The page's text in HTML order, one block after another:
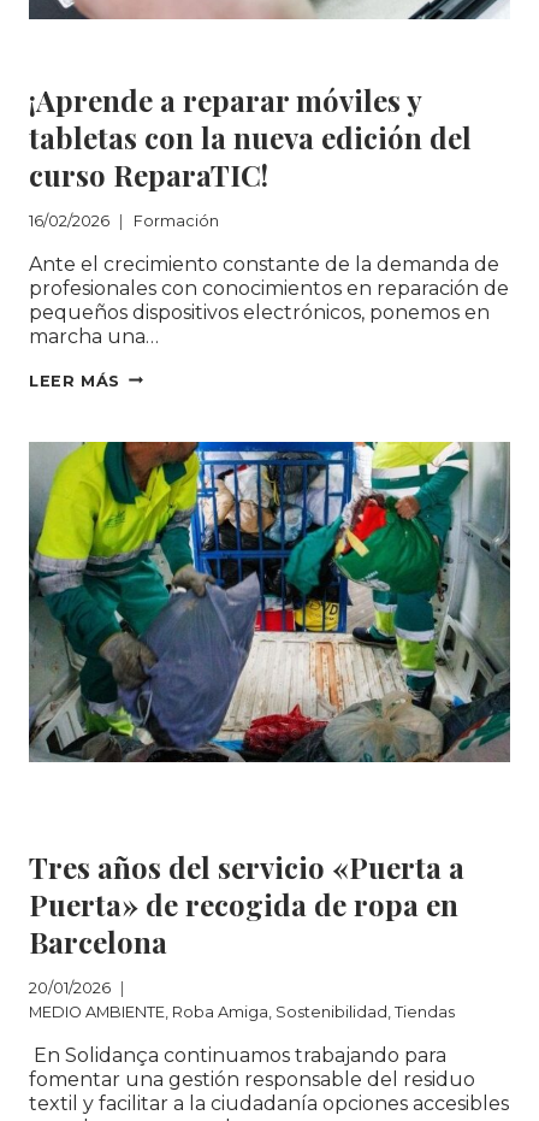
¡Aprende a reparar móviles y
tabletas con la nueva edición del
curso ReparaTIC!
16/02/2026 Formación
Ante el crecimiento constante de la demanda de
profesionales con conocimientos en reparación de
pequeños dispositivos electrónicos, ponemos en
marcha una…
LEER MÁS ¡APRENDE
MÓVILES
Y
TABLETAS
CON
LA
NUEVA
EDICIÓN
DEL
CURSO REPARATIC!
Tres años del servicio «Puerta a
Puerta» de recogida de ropa en
Barcelona
20/01/2026
MEDIO AMBIENTE, Roba Amiga, Sostenibilidad , Tiendas
En Solidança continuamos trabajando para
fomentar una gestión responsable del residuo
textil y facilitar a la ciudadanía opciones accesibles